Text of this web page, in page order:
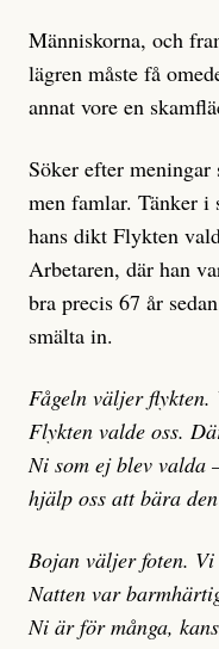
Människorna, och
lägren måste få
annat vore en
Söker efter meningar
men famlar. Tänker i
hans dikt Flykten
Arbetaren, där han
bra precis 67 år
smälta in.
Fågeln väljer flykten.
Flykten valde oss.
Ni som ej blev valda
hjälp oss att bära
Bojan väljer foten.
Natten var
Ni är för många,